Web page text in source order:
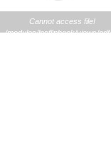
Cannot access file!
/modules/lpsflipbook/views/pdf/